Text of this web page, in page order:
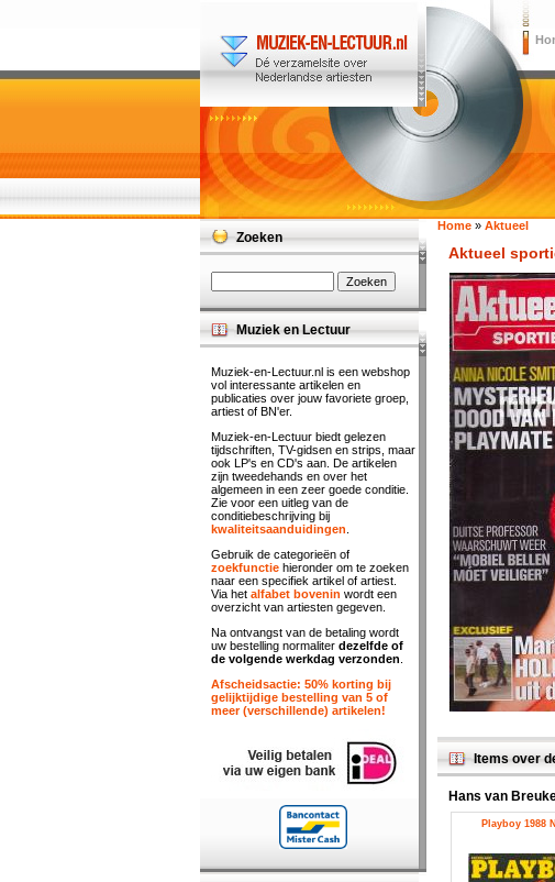
Home » Aktueel
Aktueel
Items over
Hans van
Playboy 1988
Zoeken
Muziek en Lectuur
Muziek-en-Lectuur.nl is een webshop
vol interessante artikelen en
publicaties over jouw favoriete groep,
artiest of BN'er.
Muziek-en-Lectuur biedt gelezen
tijdschriften, TV-gidsen en strips, maar
ook LP's en CD's aan. De artikelen
zijn tweedehands en over het
algemeen in een zeer goede conditie.
Zie voor een uitleg van de
conditiebeschrijving bij
kwaliteitsaanduidingen
Gebruik de categorieën of
zoekfunctie hieronder om te zoeken
naar een specifiek artikel of artiest.
Via het alfabet bovenin wordt een
overzicht van artiesten gegeven.
Na ontvangst van de betaling wordt
uw bestelling normaliter dezelfde of
de volgende werkdag verzonden
Afscheidsactie: 50% korting bij
gelijktijdige bestelling van 5 of
meer (verschillende) artikelen!